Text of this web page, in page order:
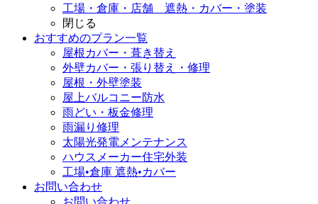
工場・倉庫・店舗 遮熱・カバー・塗装
閉じる
おすすめのプラン一覧
屋根カバー・葺き替え
外壁カバー・張り替え・修理
屋根・外壁塗装
屋上バルコニー防水
雨どい・板金修理
雨漏り修理
太陽光発電メンテナンス
ハウスメーカー住宅外装
工場•倉庫 遮熱•カバー
お問い合わせ
お問い合わせ